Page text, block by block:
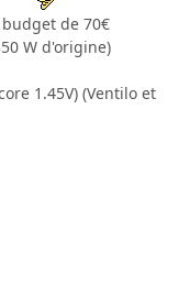
de 70€
W d'origine)
1.45V) (Ventilo et